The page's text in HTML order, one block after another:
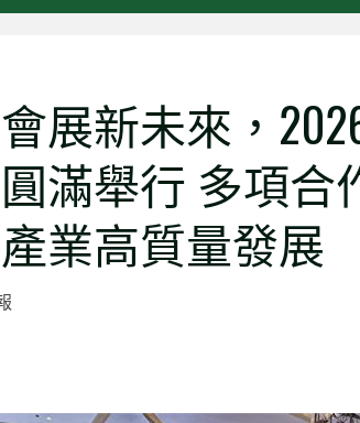
展新未來，2026
滿舉行 多項合
業高質量發展
最新消息
《大灣區快訊》當 AI 走進
活動管理：繁瑣交給AI，人